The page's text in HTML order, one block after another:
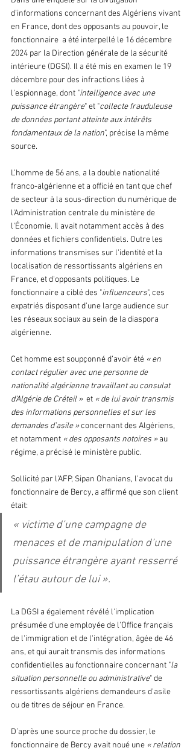
d’informations concernant des Algériens vivant
en France, dont des opposants au pouvoir, le
fonctionnaire  a été interpellé le 16 décembre
2024 par la Direction générale de la sécurité
intérieure (DGSI). Il a été mis en examen le 19
décembre pour des infractions liées à
l'espionnage, dont "intelligence avec une
puissance étrangère" et "collecte frauduleuse
de données portant atteinte aux intérêts
fondamentaux de la nation", précise la même
source.
L’homme de 56 ans, a la double nationalité
franco-algérienne et a officié en tant que chef
de secteur à la sous-direction du numérique de
l'Administration centrale du ministère de
l'Économie. Il avait notamment accès à des
données et fichiers confidentiels. Outre les
informations transmises sur l'identité et la
localisation de ressortissants algériens en
France, et d'opposants politiques. Le
fonctionnaire a ciblé des "influenceurs", ces
expatriés disposant d'une large audience sur
les réseaux sociaux au sein de la diaspora
algérienne.
Cet homme est soupçonné d’avoir été « en
contact régulier avec une personne de
nationalité algérienne travaillant au consulat
d’Algérie de Créteil » et « de lui avoir transmis
des informations personnelles et sur les
demandes d’asile » concernant des Algériens,
et notamment « des opposants notoires » au
régime, a précisé le ministère public.
Sollicité par l’AFP, Sipan Ohanians, l’avocat du
fonctionnaire de Bercy, a affirmé que son client
était:
« victime d’une campagne de
menaces et de manipulation d’une
puissance étrangère ayant resserré
l’étau autour de lui ».
La DGSI a également révélé l'implication
présumée d'une employée de l'Office français
de l'immigration et de l'intégration, âgée de 46
ans, et qui aurait transmis des informations
confidentielles au fonctionnaire concernant "la
situation personnelle ou administrative" de
ressortissants algériens demandeurs d'asile
ou de titres de séjour en France.
D’après une source proche du dossier, le
fonctionnaire de Bercy avait noué une « relation